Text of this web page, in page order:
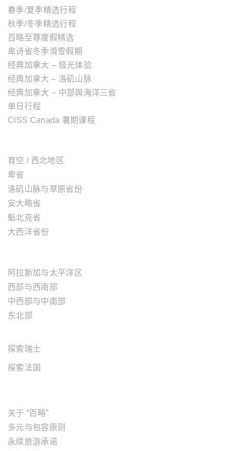
春季/夏季精选行程
秋季/冬季精选行程
百略至尊度假精选
卑诗省冬季滑雪假期
经典加拿大 – 极光体验
经典加拿大 – 洛矶山脉
经典加拿大 – 中部與海洋三省
单日行程
CISS Canada 暑期课程
育空 / 西北地区
卑省
洛矶山脉与草原省份
安大略省
魁北克省
大西洋省份
阿拉斯加与太平洋区
西部与西南部
中西部与中南部
东北部
探索瑞士
探索法国
关于 “百略”
多元与包容原则
永续旅游承诺